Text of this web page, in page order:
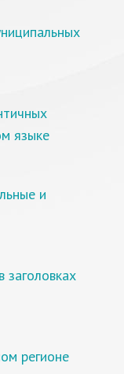
языке
и
заголовках
регионе